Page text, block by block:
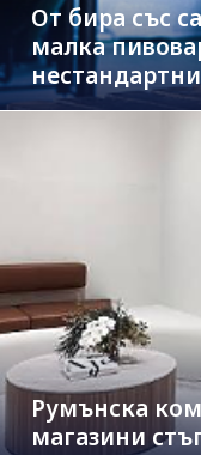
От бира със
малка
Румънска
магазини